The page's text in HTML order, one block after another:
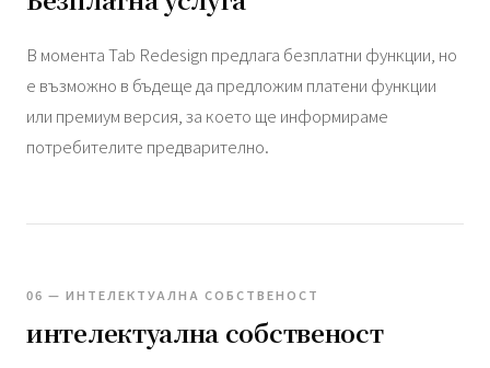
В момента Tab Redesign предлага безплатни функции, но
е възможно в бъдеще да предложим платени функции
или премиум версия, за което ще информираме
потребителите предварително.
06 — ИНТЕЛЕКТУАЛНА СОБСТВЕНОСТ
интелектуална собственост